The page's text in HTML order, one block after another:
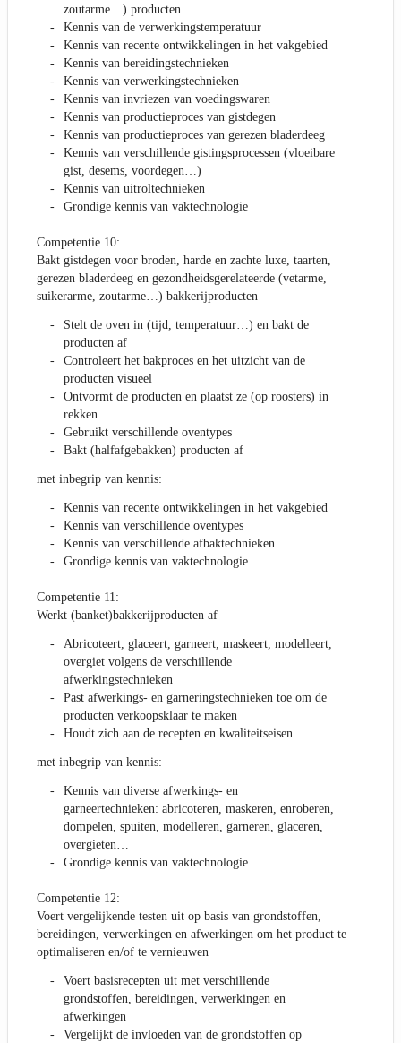
zoutarme…) producten
Kennis van de verwerkingstemperatuur
Kennis van recente ontwikkelingen in het vakgebied
Kennis van bereidingstechnieken
Kennis van verwerkingstechnieken
Kennis van invriezen van voedingswaren
Kennis van productieproces van gistdegen
Kennis van productieproces van gerezen bladerdeeg
Kennis van verschillende gistingsprocessen (vloeibare
gist, desems, voordegen…)
Kennis van uitroltechnieken
Grondige kennis van vaktechnologie
Competentie 10:
Bakt gistdegen voor broden, harde en zachte luxe, taarten,
gerezen bladerdeeg en gezondheidsgerelateerde (vetarme,
suikerarme, zoutarme…) bakkerijproducten
Stelt de oven in (tijd, temperatuur…) en bakt de
producten af
Controleert het bakproces en het uitzicht van de
producten visueel
Ontvormt de producten en plaatst ze (op roosters) in
rekken
Gebruikt verschillende oventypes
Bakt (halfafgebakken) producten af
met inbegrip van kennis:
Kennis van recente ontwikkelingen in het vakgebied
Kennis van verschillende oventypes
Kennis van verschillende afbaktechnieken
Grondige kennis van vaktechnologie
Competentie 11:
Werkt (banket)bakkerijproducten af
Abricoteert, glaceert, garneert, maskeert, modelleert,
overgiet volgens de verschillende
afwerkingstechnieken
Past afwerkings- en garneringstechnieken toe om de
producten verkoopsklaar te maken
Houdt zich aan de recepten en kwaliteitseisen
met inbegrip van kennis:
Kennis van diverse afwerkings- en
garneertechnieken: abricoteren, maskeren, enroberen,
dompelen, spuiten, modelleren, garneren, glaceren,
overgieten…
Grondige kennis van vaktechnologie
Competentie 12:
Voert vergelijkende testen uit op basis van grondstoffen,
bereidingen, verwerkingen en afwerkingen om het product te
optimaliseren en/of te vernieuwen
Voert basisrecepten uit met verschillende
grondstoffen, bereidingen, verwerkingen en
afwerkingen
Vergelijkt de invloeden van de grondstoffen op